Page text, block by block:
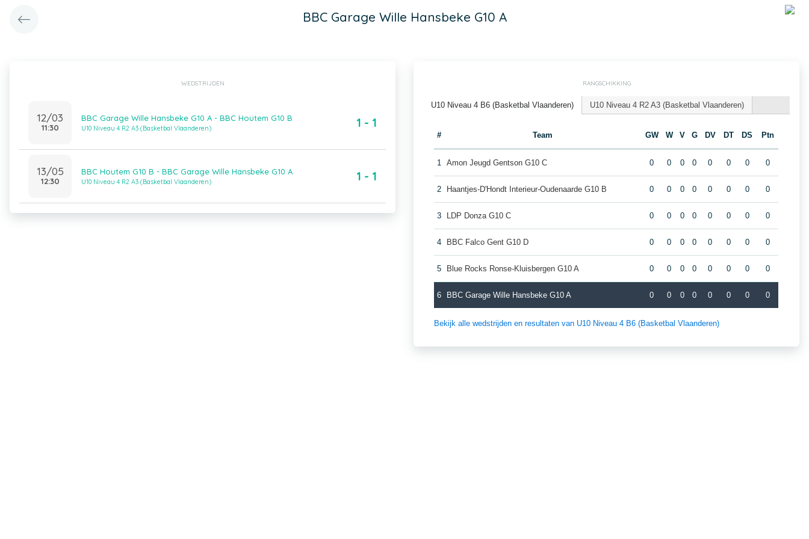
BBC Garage Wille Hansbeke G10 A
WEDSTRIJDEN
12/03
11:30
BBC Garage Wille Hansbeke G10 A - BBC Houtem G10 B
U10 Niveau 4 R2 A3 (Basketbal Vlaanderen) 1 - 1
13/05
12:30
BBC Houtem G10 B - BBC Garage Wille Hansbeke G10 A
U10 Niveau 4 R2 A3 (Basketbal Vlaanderen) 1 - 1
RANGSCHIKKING
U10 Niveau 4 B6 (Basketbal Vlaanderen) U10 Niveau 4 R2 A3 (Basketbal Vlaanderen)
# Team GW W V G DV DT DS Ptn
1 Amon Jeugd Gentson G10 C 0 0 0 0 0 0 0 0
2 Haantjes-D'Hondt Interieur-Oudenaarde G10 B 0 0 0 0 0 0 0 0
3 LDP Donza G10 C 0 0 0 0 0 0 0 0
4 BBC Falco Gent G10 D 0 0 0 0 0 0 0 0
5 Blue Rocks Ronse-Kluisbergen G10 A 0 0 0 0 0 0 0 0
6 BBC Garage Wille Hansbeke G10 A 0 0 0 0 0 0 0 0
Bekijk alle wedstrijden en resultaten van U10 Niveau 4 B6 (Basketbal Vlaanderen)